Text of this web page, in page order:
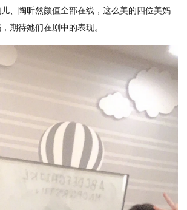
、陶昕然颜值全部在线，这么美的四位美妈
期待她们在剧中的表现。